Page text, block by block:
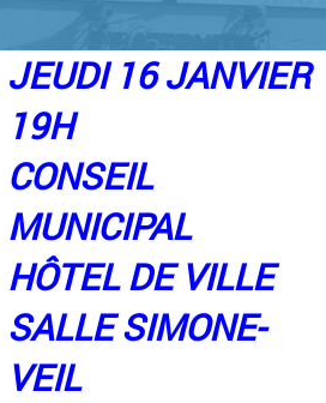
JEUDI 16 JANVIER
19H
CONSEIL
MUNICIPAL
HÔTEL DE VILLE
SALLE SIMONE-
VEIL